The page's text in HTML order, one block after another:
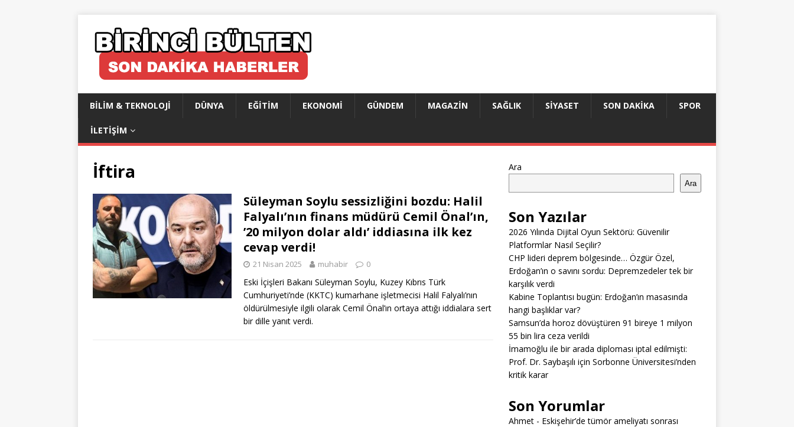
BILIM & TEKNOLOJI DÜNYA EĞITIM EKONOMI GÜNDEM MAGAZIN SAĞLIK SIYASET SON DAKIKA SPOR
İLETIŞIM
İftira
Süleyman Soylu sessizliğini bozdu: Halil
Falyalı’nın finans müdürü Cemil Önal’ın,
’20 milyon dolar aldı’ iddiasına ilk kez
cevap verdi!
21 Nisan 2025 muhabir 0
​Eski İçişleri Bakanı Süleyman Soylu, Kuzey Kıbrıs Türk
Cumhuriyeti’nde (KKTC) kumarhane işletmecisi Halil Falyalı’nın
öldürülmesiyle ilgili olarak Cemil Önal’ın ortaya attığı iddialara sert
bir dille yanıt verdi.
Ara
Ara
Son Yazılar
2026 Yılında Dijital Oyun Sektörü: Güvenilir
Platformlar Nasıl Seçilir?
CHP lideri deprem bölgesinde… Özgür Özel,
Erdoğan’ın o savını sordu: Depremzedeler tek bir
karşılık verdi
Kabine Toplantısı bugün: Erdoğan’ın masasında
hangi başlıklar var?
Samsun’da horoz dövüştüren 91 bireye 1 milyon
55 bin lira ceza verildi
İmamoğlu ile bir arada diploması iptal edilmişti:
Prof. Dr. Saybaşılı için Sorbonne Üniversitesi’nden
kritik karar
Son Yorumlar
Ahmet- Eskişehir’de tümör ameliyatı sonrası